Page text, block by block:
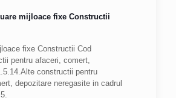
mijloace fixe Constructii
fixe Constructii Cod
pentru afaceri, comert,
constructii pentru
depozitare neregasite in cadrul